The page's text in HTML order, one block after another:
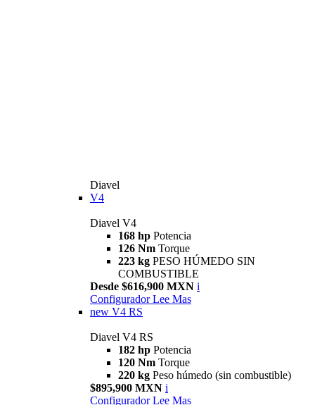
Diavel
V4
Diavel V4
168 hp Potencia
126 Nm Torque
223 kg PESO HÚMEDO SIN
COMBUSTIBLE
Desde $616,900 MXN i
Configurador Lee Mas
new V4 RS
Diavel V4 RS
182 hp Potencia
120 Nm Torque
220 kg Peso húmedo (sin combustible)
$895,900 MXN i
Configurador Lee Mas